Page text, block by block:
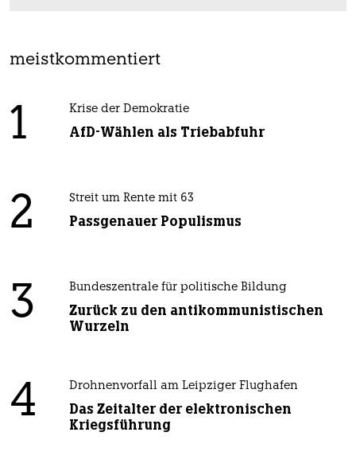
meistkommentiert
1 Krise der Demokratie
AfD-Wählen als Triebabfuhr
2 Streit um Rente mit 63
Passgenauer Populismus
3 Bundeszentrale für politische Bildung
Zurück zu den antikommunistischen
Wurzeln
4 Drohnenvorfall am Leipziger Flughafen
Das Zeitalter der elektronischen
Kriegsführung